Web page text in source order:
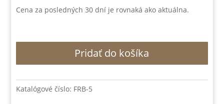
Cena za posledných 30 dní je rovnaká ako aktuálna.
množstvo
the
Way
Pridať do košíka
Katalógové číslo: FRB-5